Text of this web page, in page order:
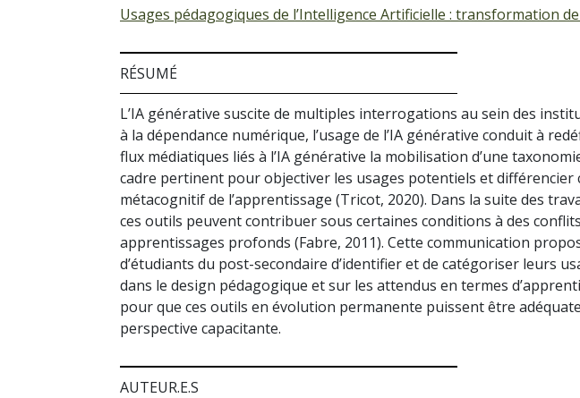
Usages pédagogiques de l’Intelligence Artificielle : transformation
RÉSUMÉ
L’IA générative suscite de multiples interrogations au sein des
à la dépendance numérique, l’usage de l’IA générative conduit à
flux médiatiques liés à l’IA générative la mobilisation d’une
cadre pertinent pour objectiver les usages potentiels et
métacognitif de l’apprentissage (Tricot, 2020). Dans la suite des
ces outils peuvent contribuer sous certaines conditions à des
apprentissages profonds (Fabre, 2011). Cette communication
d’étudiants du post-secondaire d’identifier et de catégoriser leurs
dans le design pédagogique et sur les attendus en termes
pour que ces outils en évolution permanente puissent être
perspective capacitante.
AUTEUR.E.S